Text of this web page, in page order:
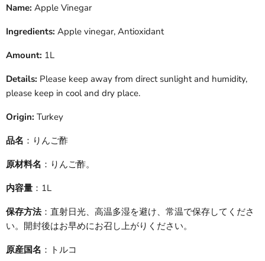
Name: Apple Vinegar
Ingredients: Apple vinegar, Antioxidant
Amount: 1L
Details: Please keep away from direct sunlight and humidity,
please keep in cool and dry place.
Origin: Turkey
品名 ： りんご酢
原材料名 ： りんご酢。
内容量 ：1L
保存方法：直射日光、高温多湿を避け、常温で保存してくださ
い。開封後はお早めにお召し上がりください。
原産国名 ：トルコ